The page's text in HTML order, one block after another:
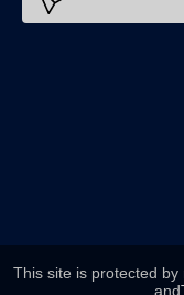
This site is protected by
and